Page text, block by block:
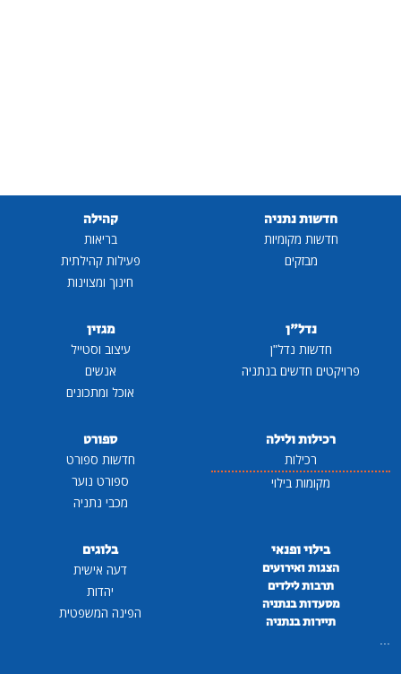
חדשות נתניה
חדשות מקומיות
מבזקים
קהילה
בריאות
פעילות קהילתית
חינוך ומצוינות
נדל"ן
חדשות נדל"ן
פרויקטים חדשים בנתניה
מגזין
עיצוב וסטייל
אנשים
אוכל ומתכונים
רכילות ולילה
רכילות
מקומות בילוי
ספורט
חדשות ספורט
ספורט נוער
מכבי נתניה
בילוי ופנאי
הצגות ואירועים
תרבות לילדים
מסעדות בנתניה
תיירות בנתניה
...
בלוגים
דעה אישית
יהדות
הפינה המשפטית